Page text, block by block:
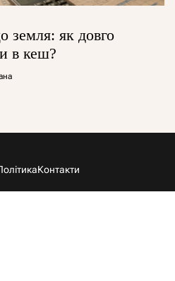
земля: як довго
в кеш?
Контакти